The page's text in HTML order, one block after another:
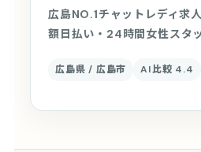
広島NO.1チャットレディ求
額日払い・24時間女性スタ
広島県 / 広島市 AI比較 4.4